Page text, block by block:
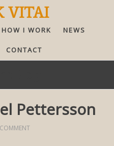
VITAI
HOW I WORK NEWS
CONTACT
Pettersson